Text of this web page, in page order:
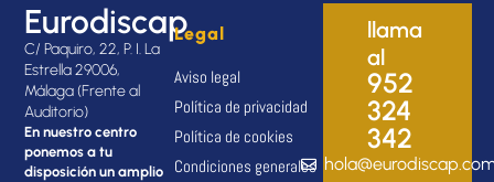
Eurodiscap
C/ Paquiro, 22, P. I. La
Estrella 29006,
Málaga (Frente al
Auditorio)
En nuestro centro
ponemos a tu
disposición un amplio
Legal
Aviso legal
Política de privacidad
Política de cookies
Condiciones generales
llama
al
952
324
342